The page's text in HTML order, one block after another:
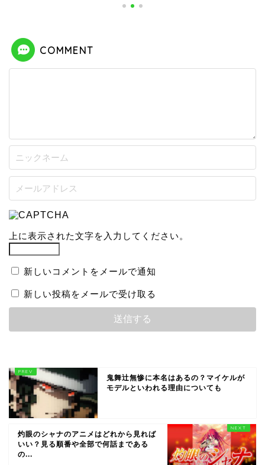
COMMENT
上に表示された文字を入力してください。
新しいコメントをメールで通知
新しい投稿をメールで受け取る
鬼舞辻無惨に本名はあるの？マイケルが
モデルといわれる理由についても
灼眼のシャナのアニメはどれから見れば
いい？見る順番や全部で何話まである
の...